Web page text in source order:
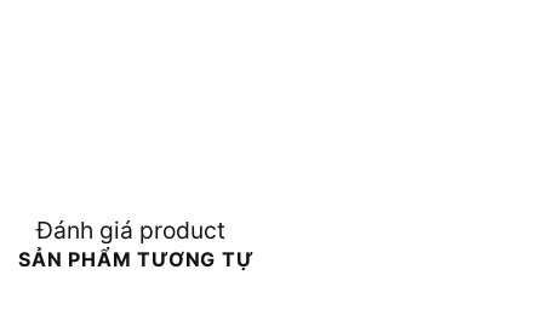
Đánh giá product
SẢN PHẨM TƯƠNG TỰ